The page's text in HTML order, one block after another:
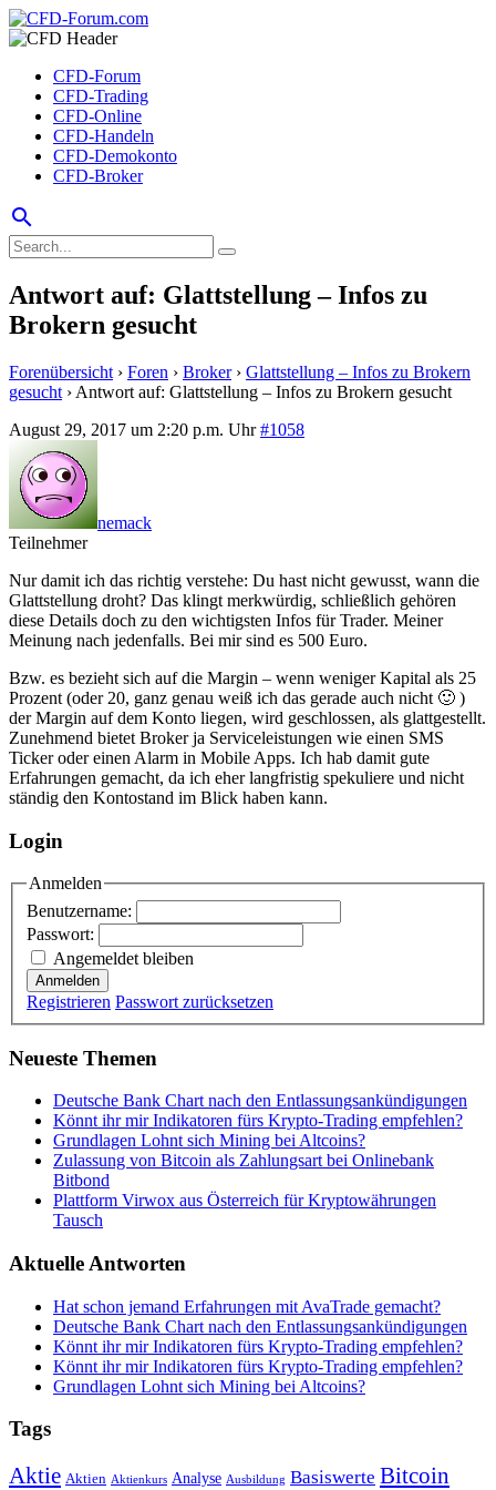
CFD-Forum
CFD-Trading
CFD-Online
CFD-Handeln
CFD-Demokonto
CFD-Broker
search
Antwort auf: Glattstellung – Infos zu
Brokern gesucht
Forenübersicht › Foren › Broker › Glattstellung – Infos zu Brokern
gesucht › Antwort auf: Glattstellung – Infos zu Brokern gesucht
August 29, 2017 um 2:20 p.m. Uhr #1058
nemack
Teilnehmer
Nur damit ich das richtig verstehe: Du hast nicht gewusst, wann die
Glattstellung droht? Das klingt merkwürdig, schließlich gehören
diese Details doch zu den wichtigsten Infos für Trader. Meiner
Meinung nach jedenfalls. Bei mir sind es 500 Euro.
Bzw. es bezieht sich auf die Margin – wenn weniger Kapital als 25
Prozent (oder 20, ganz genau weiß ich das gerade auch nicht 🙂 )
der Margin auf dem Konto liegen, wird geschlossen, als glattgestellt.
Zunehmend bietet Broker ja Serviceleistungen wie einen SMS
Ticker oder einen Alarm in Mobile Apps. Ich hab damit gute
Erfahrungen gemacht, da ich eher langfristig spekuliere und nicht
ständig den Kontostand im Blick haben kann.
Login
Anmelden
Benutzername:
Passwort:
Angemeldet bleiben
Anmelden
Registrieren Passwort zurücksetzen
Neueste Themen
Deutsche Bank Chart nach den Entlassungsankündigungen
Könnt ihr mir Indikatoren fürs Krypto-Trading empfehlen?
Grundlagen Lohnt sich Mining bei Altcoins?
Zulassung von Bitcoin als Zahlungsart bei Onlinebank
Bitbond
Plattform Virwox aus Österreich für Kryptowährungen
Tausch
Aktuelle Antworten
Hat schon jemand Erfahrungen mit AvaTrade gemacht?
Deutsche Bank Chart nach den Entlassungsankündigungen
Könnt ihr mir Indikatoren fürs Krypto-Trading empfehlen?
Könnt ihr mir Indikatoren fürs Krypto-Trading empfehlen?
Grundlagen Lohnt sich Mining bei Altcoins?
Tags
Aktie Aktien Aktienkurs Analyse Ausbildung Basiswerte Bitcoin